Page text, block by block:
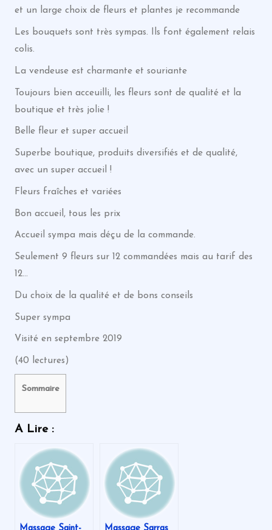
et un large choix de fleurs et plantes je recommande
Les bouquets sont très sympas. Ils font également relais
colis.
La vendeuse est charmante et souriante
Toujours bien acceuilli, les fleurs sont de qualité et la
boutique et très jolie !
Belle fleur et super accueil
Superbe boutique, produits diversifiés et de qualité,
avec un super accueil !
Fleurs fraîches et variées
Bon accueil, tous les prix
Accueil sympa mais déçu de la commande.
Seulement 9 fleurs sur 12 commandées mais au tarif des
12…
Du choix de la qualité et de bons conseils
Super sympa
Visité en septembre 2019
(40 lectures)
Sommaire
A Lire :